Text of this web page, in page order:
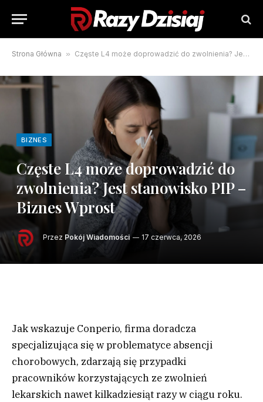
Strona Główna » Częste L4 może doprowadzić do zwolnienia? Jest stanowisko PIP – Biznes Wprost
BIZNES
Częste L4 może doprowadzić do
zwolnienia? Jest stanowisko PIP –
Biznes Wprost
Przez Pokój Wiadomości 17 czerwca, 2026
Jak wskazuje Conperio, firma doradcza
specjalizująca się w problematyce absencji
chorobowych, zdarzają się przypadki
pracowników korzystających ze zwolnień
lekarskich nawet kilkadziesiąt razy w ciągu roku.